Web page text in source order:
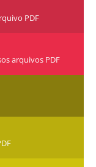
PDF
arquivos PDF